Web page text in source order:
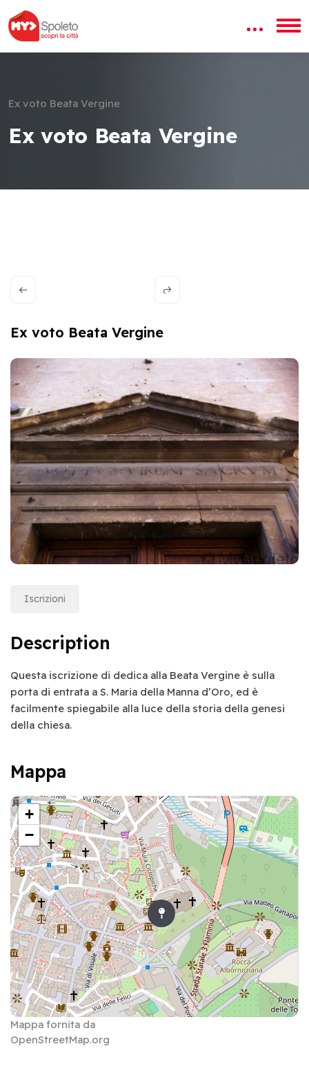
Ex voto Beata Vergine
Ex voto Beata Vergine
Ex voto Beata Vergine
Iscrizioni
Description
Questa iscrizione di dedica alla Beata Vergine è sulla
porta di entrata a S. Maria della Manna d’Oro, ed è
facilmente spiegabile alla luce della storia della genesi
della chiesa.
Mappa
+
−
Mappa fornita da
OpenStreetMap.org